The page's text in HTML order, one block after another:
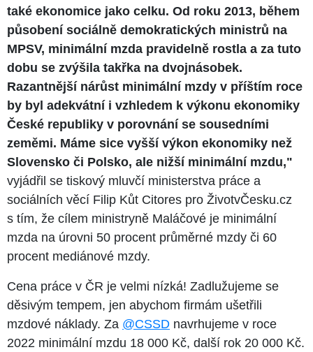
také ekonomice jako celku. Od roku 2013, během
působení sociálně demokratických ministrů na
MPSV, minimální mzda pravidelně rostla a za tuto
dobu se zvýšila takřka na dvojnásobek.
Razantnější nárůst minimální mzdy v příštím roce
by byl adekvátní i vzhledem k výkonu ekonomiky
České republiky v porovnání se sousedními
zeměmi. Máme sice vyšší výkon ekonomiky než
Slovensko či Polsko, ale nižší minimální mzdu,"
vyjádřil se tiskový mluvčí ministerstva práce a
sociálních věcí Filip Kůt Citores pro ŽivotvČesku.cz
s tím, že cílem ministryně Maláčové je minimální
mzda na úrovni 50 procent průměrné mzdy či 60
procent mediánové mzdy.
Cena práce v ČR je velmi nízká! Zadlužujeme se
děsivým tempem, jen abychom firmám ušetřili
mzdové náklady. Za @CSSD navrhujeme v roce
2022 minimální mzdu 18 000 Kč, další rok 20 000 Kč.